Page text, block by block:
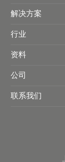
解决方案
行业
资料
公司
联系我们